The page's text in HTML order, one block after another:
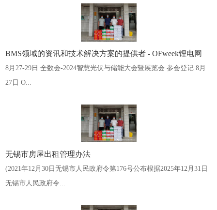
BMS领域的资讯和技术解决方案的提供者 - OFweek锂电网
8月27-29日 全数会-2024智慧光伏与储能大会暨展览会 参会登记 8月
27日 O...
无锡市房屋出租管理办法
(2021年12月30日无锡市人民政府令第176号公布根据2025年12月31日
无锡市人民政府令...